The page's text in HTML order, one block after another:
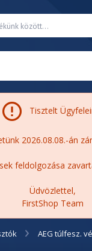
Tisztelt
2026.08.08.-án
feldolgozása
Üdvözlettel,
FirstShop Team
AEG túlfesz.